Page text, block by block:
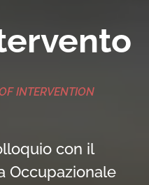
INTERVENTION
con il
Occupazionale